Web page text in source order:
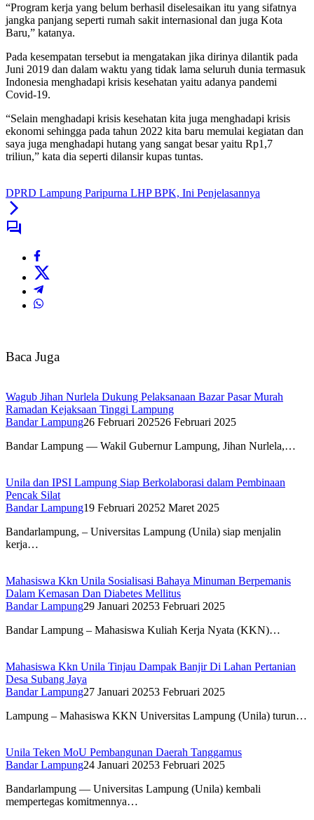
“Program kerja yang belum berhasil diselesaikan itu yang sifatnya
jangka panjang seperti rumah sakit internasional dan juga Kota
Baru,” katanya.
Pada kesempatan tersebut ia mengatakan jika dirinya dilantik pada
Juni 2019 dan dalam waktu yang tidak lama seluruh dunia termasuk
Indonesia menghadapi krisis kesehatan yaitu adanya pandemi
Covid-19.
“Selain menghadapi krisis kesehatan kita juga menghadapi krisis
ekonomi sehingga pada tahun 2022 kita baru memulai kegiatan dan
saya juga menghadapi hutang yang sangat besar yaitu Rp1,7
triliun,” kata dia seperti dilansir kupas tuntas.
DPRD Lampung Paripurna LHP BPK, Ini Penjelasannya
Baca Juga
Wagub Jihan Nurlela Dukung Pelaksanaan Bazar Pasar Murah
Ramadan Kejaksaan Tinggi Lampung
Bandar Lampung26 Februari 202526 Februari 2025
Bandar Lampung — Wakil Gubernur Lampung, Jihan Nurlela,…
Unila dan IPSI Lampung Siap Berkolaborasi dalam Pembinaan
Pencak Silat
Bandar Lampung19 Februari 20252 Maret 2025
Bandarlampung, – Universitas Lampung (Unila) siap menjalin
kerja…
Mahasiswa Kkn Unila Sosialisasi Bahaya Minuman Berpemanis
Dalam Kemasan Dan Diabetes Mellitus
Bandar Lampung29 Januari 20253 Februari 2025
Bandar Lampung – Mahasiswa Kuliah Kerja Nyata (KKN)…
Mahasiswa Kkn Unila Tinjau Dampak Banjir Di Lahan Pertanian
Desa Subang Jaya
Bandar Lampung27 Januari 20253 Februari 2025
Lampung – Mahasiswa KKN Universitas Lampung (Unila) turun…
Unila Teken MoU Pembangunan Daerah Tanggamus
Bandar Lampung24 Januari 20253 Februari 2025
Bandarlampung — Universitas Lampung (Unila) kembali
mempertegas komitmennya…